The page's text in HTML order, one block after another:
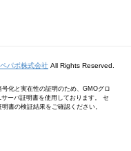
パボ株式会社 All Rights Reserved.
化と実在性の証明のため、GMOグロ
ーバ証明書を使用しております。 セ
書の検証結果をご確認ください。